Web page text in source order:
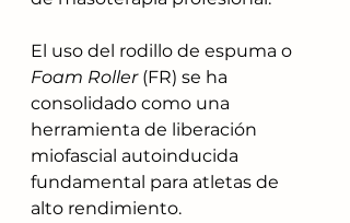
El uso del rodillo de espuma o
Foam Roller (FR) se ha
consolidado como una
herramienta de liberación
miofascial autoinducida
fundamental para atletas de
alto rendimiento.